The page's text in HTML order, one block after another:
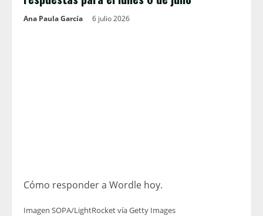
Ana Paula García 6 julio 2026
Cómo responder a Wordle hoy.
Imagen SOPA/LightRocket vía Getty Images